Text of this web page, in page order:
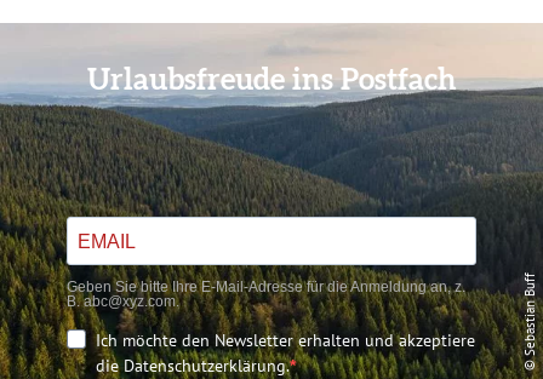
© Sebastian Buff
Urlaubsfreude ins Postfach
Geben Sie bitte Ihre E-Mail-Adresse für die Anmeldung an, z.
B. abc@xyz.com.
Ich möchte den Newsletter erhalten und akzeptiere
die Datenschutzerklärung.